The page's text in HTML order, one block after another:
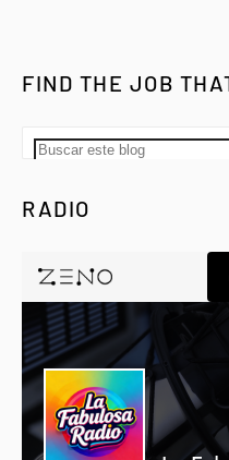
FIND THE JOB
RADIO